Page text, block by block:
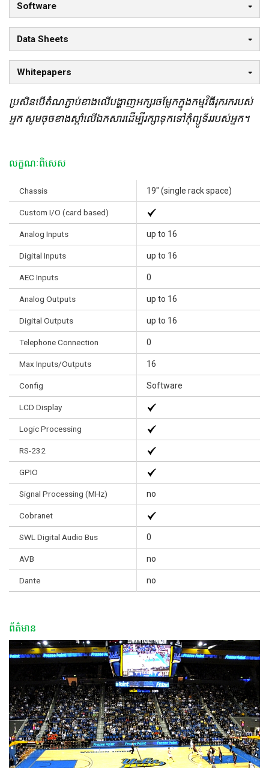
Software
Data Sheets
Whitepapers
ប្រសិនបើតំណភ្ជាប់ខាងលើបង្ហាញអក្សរចម្លែកក្នុងកម្មវិធីរុករករបស់
អ្នក សូមចុចខាងស្តាំលើឯកសារដើម្បីរក្សាទុកទៅកុំព្យូទ័ររបស់អ្នក។
លក្ខណៈពិសេស
Chassis 19" (single rack space)
Custom I/O (card based)
Analog Inputs up to 16
Digital Inputs up to 16
AEC Inputs 0
Analog Outputs up to 16
Digital Outputs up to 16
Telephone Connection 0
Max Inputs/Outputs 16
Config Software
LCD Display
Logic Processing
RS-232
GPIO
Signal Processing (MHz) no
Cobranet
SWL Digital Audio Bus 0
AVB no
Dante no
ព័ត៌មាន